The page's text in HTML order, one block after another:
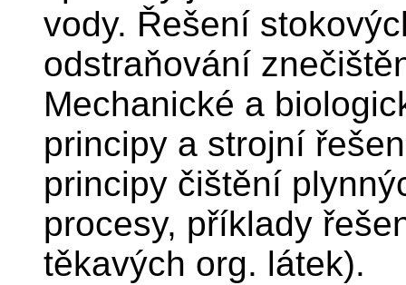
vody. Řešení
odstraňování
Mechanické a
principy a strojní
principy čištění
procesy, příklady
těkavých org. látek).